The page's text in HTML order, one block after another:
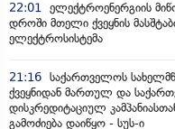
22:01 ელექტროენერგიის
დროში მთელი ქვეყნის
ელექტროსისტემა
21:16 საქართველოს
ქვეყნიდან მართულ და
დისკრედიტაციულ
გამოძიება დაიწყო - სუს-ი